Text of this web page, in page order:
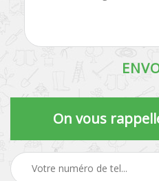
On vous